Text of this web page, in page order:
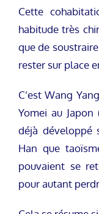
Cette
habitude très
que de
rester sur place
C’est Wang
Yomei au Japon
déjà développé
Han que
pouvaient se
pour autant